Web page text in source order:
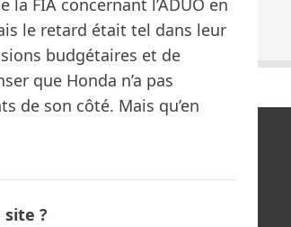
FIA concernant l’ADUO en
le retard était tel dans leur
budgétaires et de
que Honda n’a pas
de son côté. Mais qu’en
?